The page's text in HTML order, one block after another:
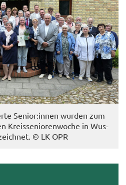
Se­ni­or:innen wur­den zum
Kreis­se­nio­ren­wo­che in Wus­
© LK OPR